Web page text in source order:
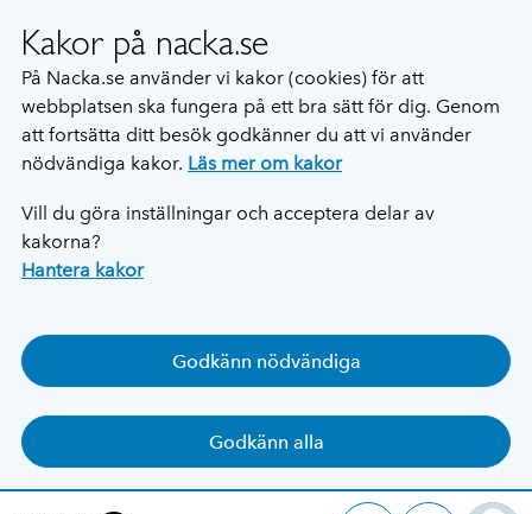
Kakor på nacka.se
På Nacka.se använder vi kakor (cookies) för att
webbplatsen ska fungera på ett bra sätt för dig. Genom
att fortsätta ditt besök godkänner du att vi använder
nödvändiga kakor. Läs mer om kakor
Vill du göra inställningar och acceptera delar av
kakorna?
Hantera kakor
Godkänn nödvändiga
Godkänn alla